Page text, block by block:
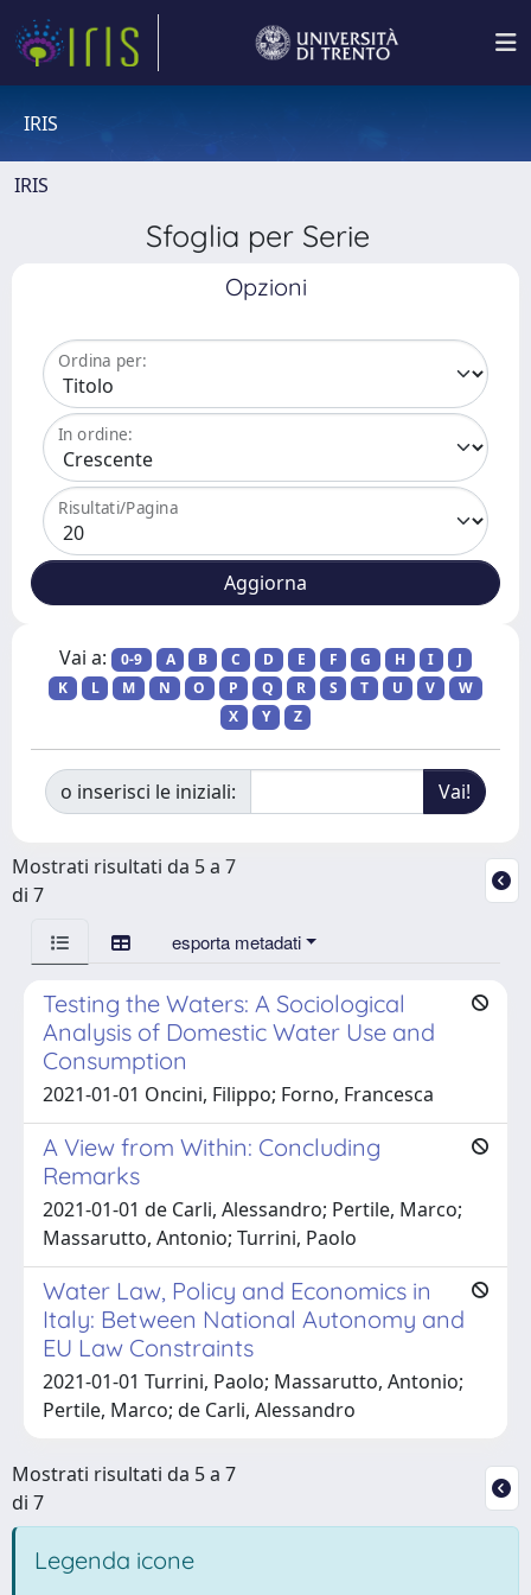
IRIS
IRIS
Sfoglia per Serie
Opzioni
Ordina per:
In ordine:
Risultati/Pagina
Vai a: 0-9 A B C D E F G H I
J
K
L M N O P Q R S T U V
W
X
Y Z
o inserisci le iniziali:
Mostrati risultati da 5 a 7
di 7
esporta metadati
Testing the Waters: A Sociological
Analysis of Domestic Water Use and
Consumption
2021-01-01 Oncini, Filippo; Forno, Francesca
A View from Within: Concluding
Remarks
2021-01-01 de Carli, Alessandro; Pertile, Marco;
Massarutto, Antonio; Turrini, Paolo
Water Law, Policy and Economics in
Italy: Between National Autonomy and
EU Law Constraints
2021-01-01 Turrini, Paolo; Massarutto, Antonio;
Pertile, Marco; de Carli, Alessandro
Mostrati risultati da 5 a 7
di 7
Legenda icone